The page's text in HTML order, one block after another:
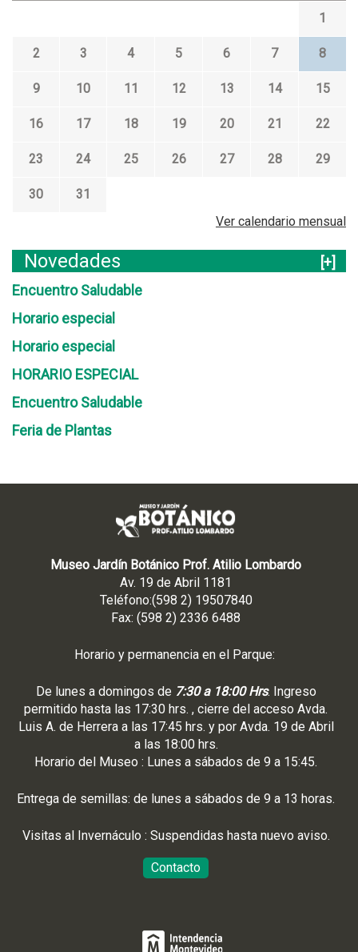
1
2 3 4 5 6 7 8
9 10 11 12 13 14 15
16 17 18 19 20 21 22
23 24 25 26 27 28 29
30
31
Ver calendario mensual
Novedades
[+]
Encuentro Saludable
Horario especial
Horario especial
HORARIO ESPECIAL
Encuentro Saludable
Feria de Plantas
Museo Jardín Botánico Prof. Atilio Lombardo
Av. 19 de Abril 1181
Teléfono:(598 2) 19507840
Fax: (598 2) 2336 6488
Horario y permanencia en el Parque:
De lunes a domingos de 7:30 a 18:00 Hrs. Ingreso
permitido hasta las 17:30 hrs. , cierre del acceso Avda.
Luis A. de Herrera a las 17:45 hrs. y por Avda. 19 de Abril
a las 18:00 hrs.
Horario del Museo : Lunes a sábados de 9 a 15:45.
Entrega de semillas: de lunes a sábados de 9 a 13 horas.
Visitas al Invernáculo : Suspendidas hasta nuevo aviso.
Contacto